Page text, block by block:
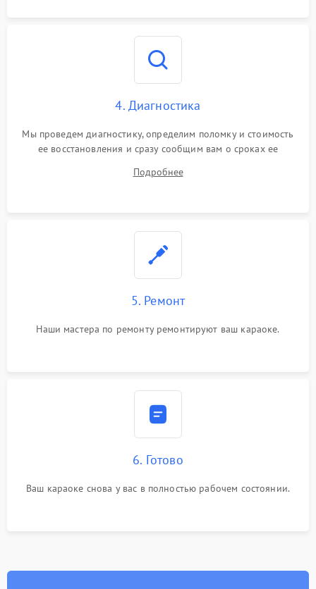
4. Диагностика
Мы проведем диагностику, определим поломку и стоимость
ее восстановления и сразу сообщим вам о сроках ее
Подробнее
5. Ремонт
Наши мастера по ремонту ремонтируют ваш караоке.
6. Готово
Ваш караоке снова у вас в полностью рабочем состоянии.